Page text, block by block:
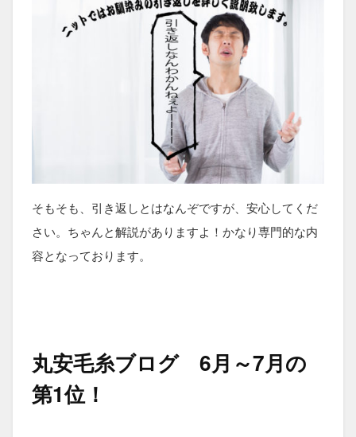
そもそも、引き返しとはなんぞですが、安心してくだ
さい。ちゃんと解説がありますよ！かなり専門的な内
容となっております。
丸安毛糸ブログ 6月～7月の
第1位！